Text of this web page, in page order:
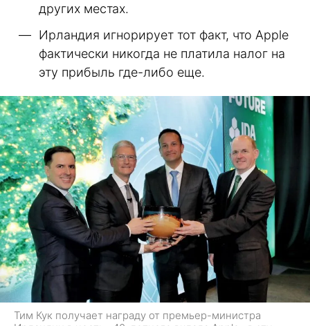
других местах.
Ирландия игнорирует тот факт, что Apple
фактически никогда не платила налог на
эту прибыль где-либо еще.
Тим Кук получает награду от премьер-министра